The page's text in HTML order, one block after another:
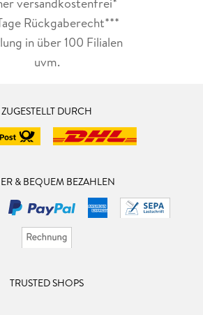
Rückgaberecht***
in über 100 Filialen
uvm.
ZUGESTELLT DURCH
& BEQUEM BEZAHLEN
TRUSTED SHOPS